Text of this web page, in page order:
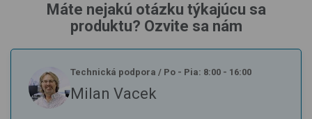
Máte nejakú otázku týkajúcu sa
produktu? Ozvite sa nám
Technická podpora / Po - Pia: 8:00 - 16:00
Milan Vacek